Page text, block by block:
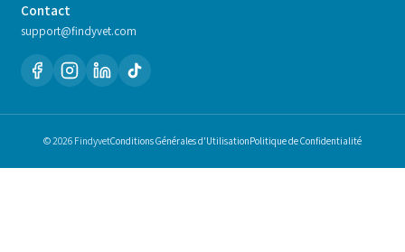
Contact
support@findyvet.com
© 2026 FindyvetConditions Générales d'UtilisationPolitique de Confidentialité